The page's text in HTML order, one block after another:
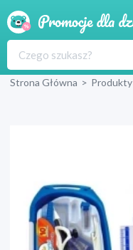
Strona Główna > Produkty